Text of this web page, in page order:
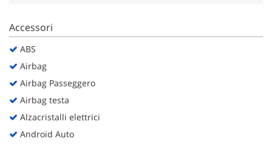
Accessori
ABS
Airbag
Airbag Passeggero
Airbag testa
Alzacristalli elettrici
Android Auto